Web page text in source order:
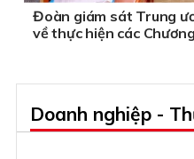
Đoàn giám sát Trung
về thực hiện các
Doanh nghiệp -